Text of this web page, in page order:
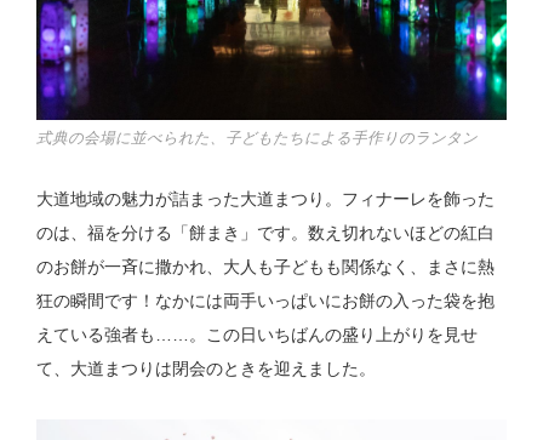
式典の会場に並べられた、子どもたちによる手作りのランタン
大道地域の魅力が詰まった大道まつり。フィナーレを飾った
のは、福を分ける「餅まき」です。数え切れないほどの紅白
のお餅が一斉に撒かれ、大人も子どもも関係なく、まさに熱
狂の瞬間です！なかには両手いっぱいにお餅の入った袋を抱
えている強者も……。この日いちばんの盛り上がりを見せ
て、大道まつりは閉会のときを迎えました。